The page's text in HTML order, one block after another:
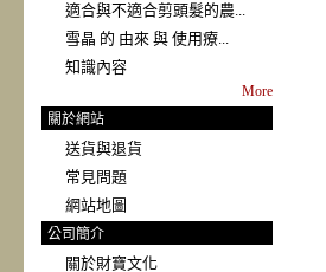
適合與不適合剪頭髮的農...
雪晶 的 由來 與 使用療...
知識內容
More
關於網站
送貨與退貨
常見問題
網站地圖
公司簡介
關於財寶文化